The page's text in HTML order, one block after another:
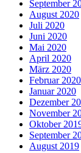
September
August 2020
Juli 2020
Juni 2020
Mai 2020
April 2020
März 2020
Februar 2020
Januar 2020
Dezember
November
Oktober
September
August 2019